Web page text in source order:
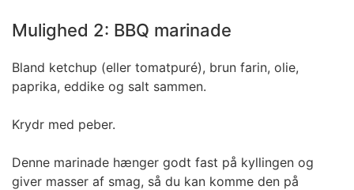
Mulighed 2: BBQ marinade
Bland ketchup (eller tomatpuré), brun farin, olie,
paprika, eddike og salt sammen.
Krydr med peber.
Denne marinade hænger godt fast på kyllingen og
giver masser af smag, så du kan komme den på